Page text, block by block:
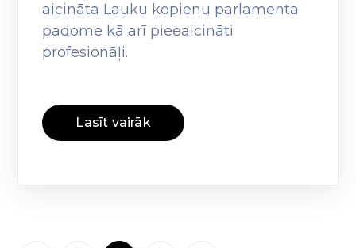
aicināta Lauku kopienu parlamenta
padome kā arī pieeaicināti
profesionāļi.
Lasīt vairāk